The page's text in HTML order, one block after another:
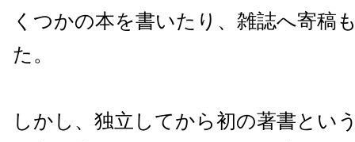
くつかの本を書いたり、雑誌へ寄稿
た。
しかし、独立してから初の著書とい